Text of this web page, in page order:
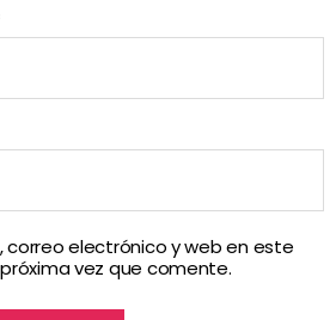
correo electrónico y web en este
vez que comente.